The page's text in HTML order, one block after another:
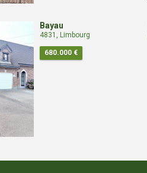
Bayau
4831, Limbourg
680.000 €